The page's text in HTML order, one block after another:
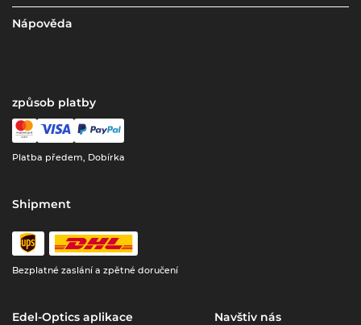
Nápověda
způsob platby
Platba předem, Dobírka
Shipment
Bezplatné zaslání a zpětné doručení
Edel-Optics aplikace Navštiv nás